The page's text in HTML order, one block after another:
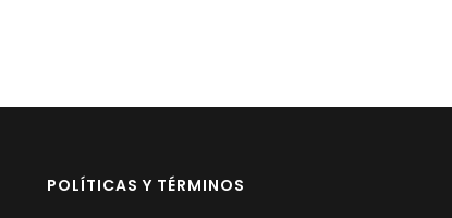
POLÍTICAS Y TÉRMINOS